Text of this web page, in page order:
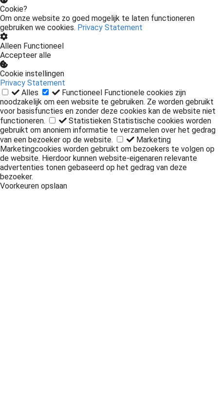
Cookie?
Om onze website zo goed mogelijk te laten functioneren
gebruiken we cookies. Privacy Statement
Alleen Functioneel
Accepteer alle
Cookie instellingen
Privacy Statement
Alles
Functioneel Functionele cookies zijn
noodzakelijk om een website te gebruiken. Ze worden gebruikt
voor basisfuncties en zonder deze cookies kan de website niet
functioneren.
Statistieken Statistische cookies worden
gebruikt om anoniem informatie te verzamelen over het gedrag
van een bezoeker op de website.
Marketing
Marketingcookies worden gebruikt om bezoekers te volgen op
de website. Hierdoor kunnen website-eigenaren relevante
advertenties tonen gebaseerd op het gedrag van deze
bezoeker.
Voorkeuren opslaan